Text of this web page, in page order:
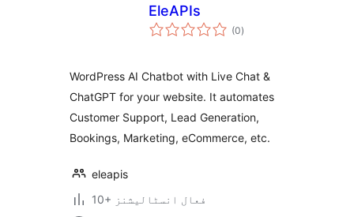
EleAPIs
(0مجموعی
درجہ
)
WordPress AI Chatbot with Live Chat &
ChatGPT for your website. It automates
Customer Support, Lead Generation,
Bookings, Marketing, eCommerce, etc.
eleapis
10+ فعال انسٹالیشنز